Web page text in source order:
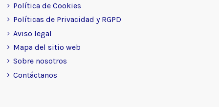
Política de Cookies
Políticas de Privacidad y RGPD
Aviso legal
Mapa del sitio web
Sobre nosotros
Contáctanos